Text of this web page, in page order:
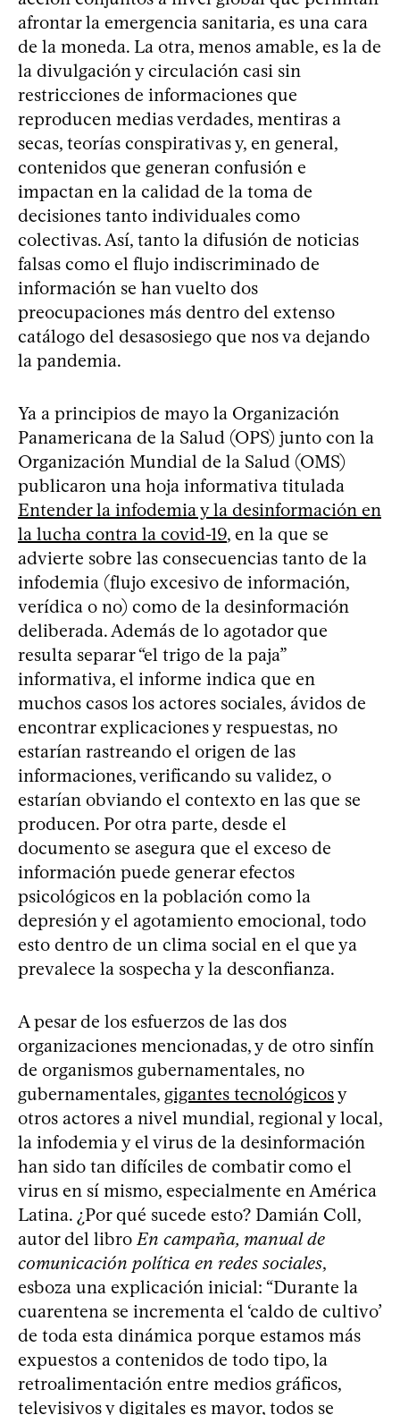
afrontar la emergencia sanitaria, es una cara
de la moneda. La otra, menos amable, es la de
la divulgación y circulación casi sin
restricciones de informaciones que
reproducen medias verdades, mentiras a
secas, teorías conspirativas y, en general,
contenidos que generan confusión e
impactan en la calidad de la toma de
decisiones tanto individuales como
colectivas. Así, tanto la difusión de noticias
falsas como el flujo indiscriminado de
información se han vuelto dos
preocupaciones más dentro del extenso
catálogo del desasosiego que nos va dejando
la pandemia.
Ya a principios de mayo la Organización
Panamericana de la Salud (OPS) junto con la
Organización Mundial de la Salud (OMS)
publicaron una hoja informativa titulada
Entender la infodemia y la desinformación en
la lucha contra la covid-19, en la que se
advierte sobre las consecuencias tanto de la
infodemia (flujo excesivo de información,
verídica o no) como de la desinformación
deliberada. Además de lo agotador que
resulta separar “el trigo de la paja”
informativa, el informe indica que en
muchos casos los actores sociales, ávidos de
encontrar explicaciones y respuestas, no
estarían rastreando el origen de las
informaciones, verificando su validez, o
estarían obviando el contexto en las que se
producen. Por otra parte, desde el
documento se asegura que el exceso de
información puede generar efectos
psicológicos en la población como la
depresión y el agotamiento emocional, todo
esto dentro de un clima social en el que ya
prevalece la sospecha y la desconfianza.
A pesar de los esfuerzos de las dos
organizaciones mencionadas, y de otro sinfín
de organismos gubernamentales, no
gubernamentales, gigantes tecnológicosy
otros actores a nivel mundial, regional y local,
la infodemia y el virus de la desinformación
han sido tan difíciles de combatir como el
virus en sí mismo, especialmente en América
Latina. ¿Por qué sucede esto? Damián Coll,
autor del libroEn campaña, manual de
comunicación política en redes sociales,
esboza una explicación inicial: “Durante la
cuarentena se incrementa el ‘caldo de cultivo’
de toda esta dinámica porque estamos más
expuestos a contenidos de todo tipo, la
retroalimentación entre medios gráficos,
televisivos y digitales es mayor, todos se